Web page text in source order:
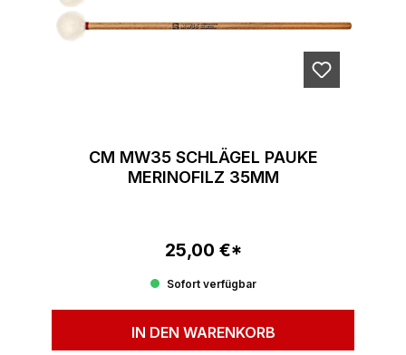
CM MW35 SCHLÄGEL PAUKE
MERINOFILZ 35MM
Regulärer Preis:
25,00 €*
Sofort verfügbar
IN DEN WARENKORB